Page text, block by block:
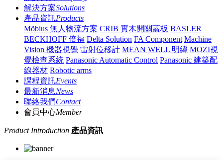
解決方案Solutions
產品資訊Products
Möbius 無人物流方案 CRIB 實木開關蓋板 BASLER
BECKHOFF 倍福 Delta Solution FA Component Machine
Vision 機器視覺 雷射位移計 MEAN WELL 明緯 MOZI視
覺檢查系統 Panasonic Automatic Control Panasonic 建築配
線器材 Robotic arms
課程資訊Events
最新消息News
聯絡我們Contact
會員中心Member
Product Introduction 產品資訊